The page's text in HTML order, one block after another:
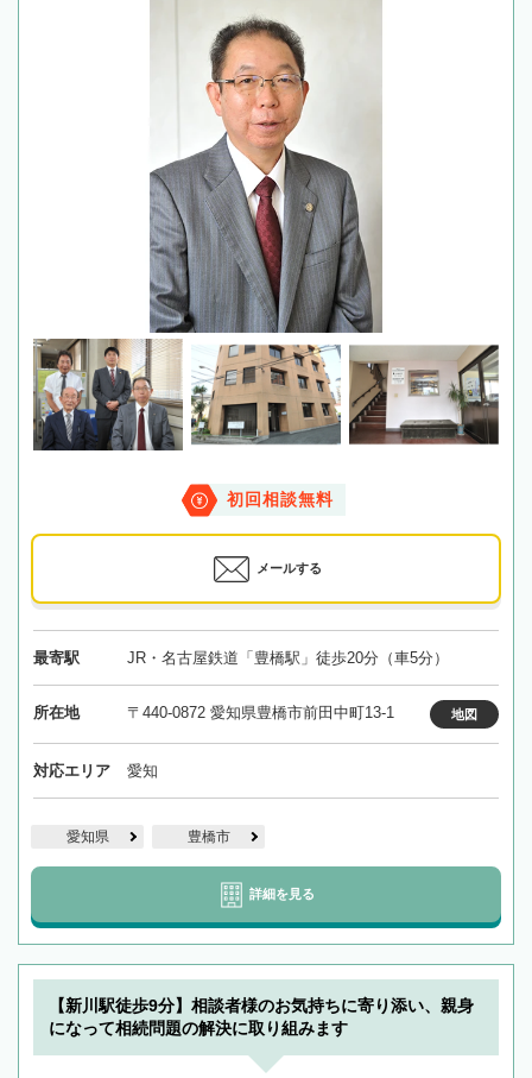
初回相談無料
メールする
最寄駅 JR・名古屋鉄道「豊橋駅」徒歩20分（車5分）
所在地 〒440-0872 愛知県豊橋市前田中町13-1 地図
対応エリア 愛知
愛知県 豊橋市
詳細を見る
【新川駅徒歩9分】相談者様のお気持ちに寄り添い、親身
になって相続問題の解決に取り組みます